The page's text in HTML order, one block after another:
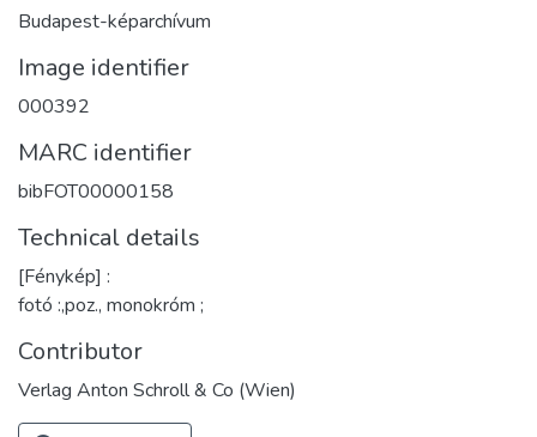
Budapest-képarchívum
Image identifier
000392
MARC identifier
bibFOT00000158
Technical details
[Fénykép] :
fotó :,poz., monokróm ;
Contributor
Verlag Anton Schroll & Co (Wien)